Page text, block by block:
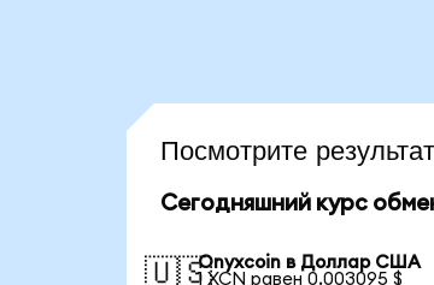
Посмотрите
Сегодняшний курс
🇺🇸Onyxcoin в Доллар США
1 XCN равен 0,003095 $